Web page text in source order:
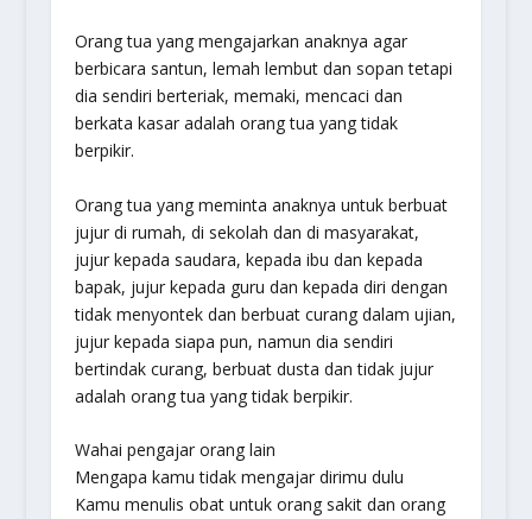
Orang tua yang mengajarkan anaknya agar
berbicara santun, lemah lembut dan sopan tetapi
dia sendiri berteriak, memaki, mencaci dan
berkata kasar adalah orang tua yang tidak
berpikir.
Orang tua yang meminta anaknya untuk berbuat
jujur di rumah, di sekolah dan di masyarakat,
jujur kepada saudara, kepada ibu dan kepada
bapak, jujur kepada guru dan kepada diri dengan
tidak menyontek dan berbuat curang dalam ujian,
jujur kepada siapa pun, namun dia sendiri
bertindak curang, berbuat dusta dan tidak jujur
adalah orang tua yang tidak berpikir.
Wahai pengajar orang lain
Mengapa kamu tidak mengajar dirimu dulu
Kamu menulis obat untuk orang sakit dan orang